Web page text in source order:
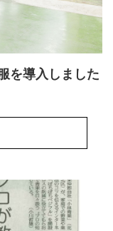
を導入しました